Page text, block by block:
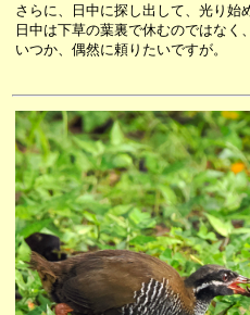
さらに、日中に探し出して、光り始
日中は下草の葉裏で休むのではなく
いつか、偶然に頼りたいですが。